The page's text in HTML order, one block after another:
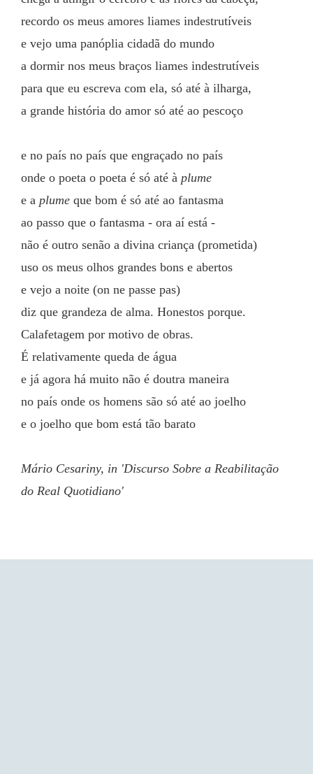
recordo os meus amores liames indestrutíveis
e vejo uma panóplia cidadã do mundo
a dormir nos meus braços liames indestrutíveis
para que eu escreva com ela, só até à ilharga,
a grande história do amor só até ao pescoço
e no país no país que engraçado no país
onde o poeta o poeta é só até à plume
e a plume que bom é só até ao fantasma
ao passo que o fantasma - ora aí está -
não é outro senão a divina criança (prometida)
uso os meus olhos grandes bons e abertos
e vejo a noite (on ne passe pas)
diz que grandeza de alma. Honestos porque.
Calafetagem por motivo de obras.
É relativamente queda de água
e já agora há muito não é doutra maneira
no país onde os homens são só até ao joelho
e o joelho que bom está tão barato
Mário Cesariny, in 'Discurso Sobre a Reabilitação
do Real Quotidiano'